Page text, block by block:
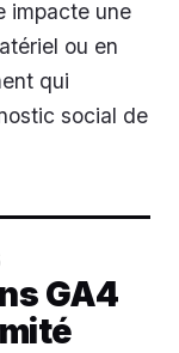
impacte une
ou en
qui
social de
GA4